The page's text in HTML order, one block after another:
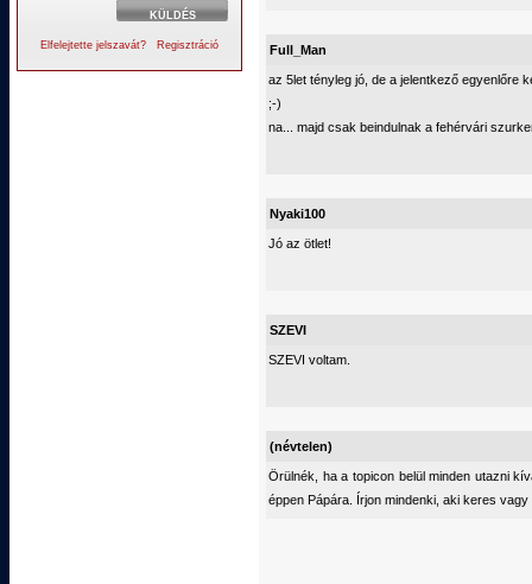
Elfelejtette jelszavát? Regisztráció Full_Man
az 5let tényleg jó, de a jelentkező egyenlőre
;-)
na... majd csak beindulnak a fehérvári
Nyaki100
Jó az ötlet!
SZEVI
SZEVI voltam.
(névtelen)
Örülnék, ha a topicon belül minden utazni
éppen Pápára. Írjon mindenki, aki keres